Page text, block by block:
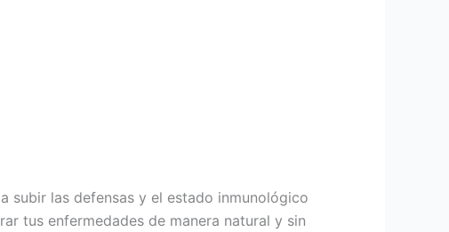
subir las defensas y el estado inmunológico
tus enfermedades de manera natural y sin